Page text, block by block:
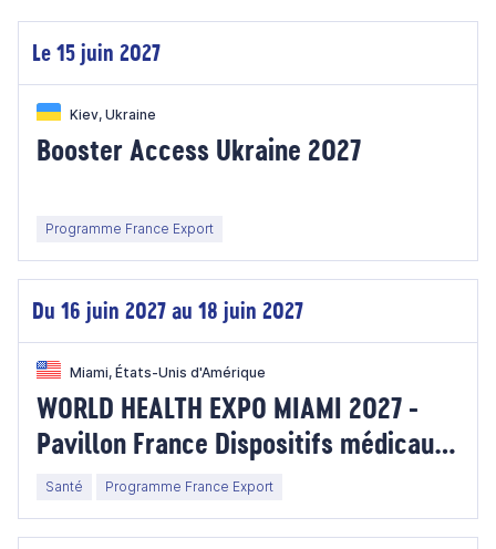
Le 15 juin 2027
Kiev, Ukraine
Booster Access Ukraine 2027
Programme France Export
Du 16 juin 2027 au 18 juin 2027
Miami, États-Unis d'Amérique
WORLD HEALTH EXPO MIAMI 2027 -
Pavillon France Dispositifs médicaux
- Etats-Unis
Santé Programme France Export